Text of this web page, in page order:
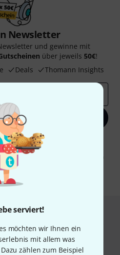
serviert!
möchten wir Ihnen ein
mit allem was
zählen zum Beispiel
Newsletter
und gewinne mit
über jeweils 50€!
Deals Thomann Insights
anmelden
stimmen Sie dem Erhalt von E-Mail-
E-Mail-Nutzungsverhaltens zu. Die
Weitere Informationen finden Sie in